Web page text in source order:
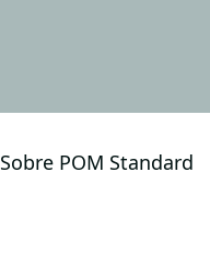
Sobre POM Standard